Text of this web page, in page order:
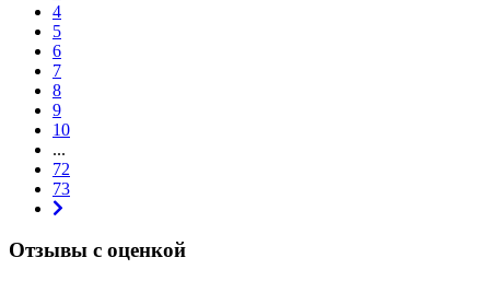
4
5
6
7
8
9
10
...
72
73
Отзывы с оценкой